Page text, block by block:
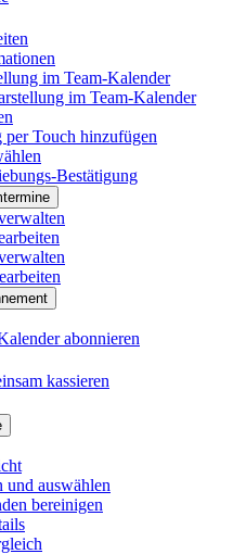
im Team-Kalender
im Team-Kalender
per Touch hinzufügen
Bestätigung
abonnieren
kassieren
und auswählen
bereinigen